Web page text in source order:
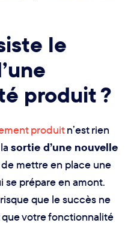
le
produit ?
produitn’est rien
lasortie d’une nouvelle
mettre en place une
prépare en amont.
que le succès ne
votre fonctionnalité